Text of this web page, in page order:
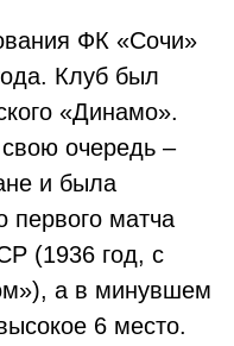
ФК «Сочи»
Клуб был
«Динамо».
очередь –
и была
первого матча
(1936 год, с
а в минувшем
6 место.